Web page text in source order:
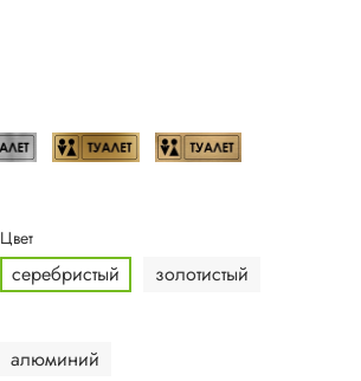
Цвет
серебристый золотистый
алюминий